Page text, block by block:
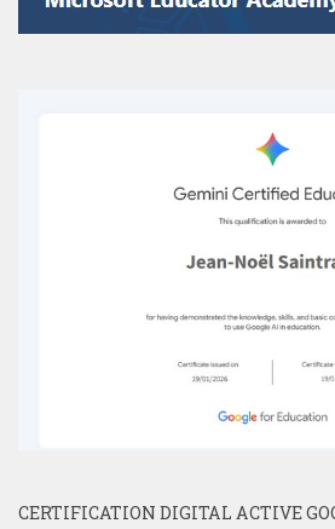
CERTIFICATION DIGITAL ACTIVE